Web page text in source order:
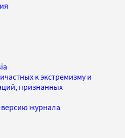
к экстремизму и
признанных
журнала